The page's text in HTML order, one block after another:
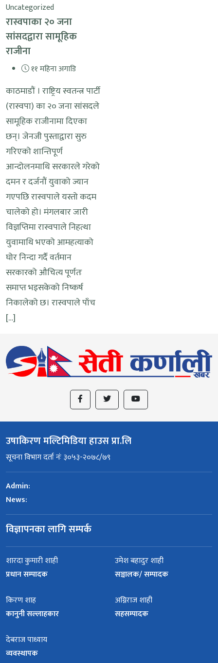
Uncategorized
रास्वपाका २० जना
सांसदद्वारा सामूहिक
राजीना
११ महिना अगाडि
काठमाडौं । राष्ट्रिय स्वतन्त्र पार्टी
(रास्वपा) का २० जना सांसदले
सामूहिक राजीनामा दिएका
छन्। जेनजी पुस्ताद्वारा सुरु
गरिएको शान्तिपूर्ण
आन्दोलनमाथि सरकारले गरेको
दमन र दर्जनौं युवाको ज्यान
गएपछि रास्वपाले यस्तो कदम
चालेको हो। मंगलबार जारी
विज्ञप्तिमा रास्वपाले निहत्था
युवामाथि भएको आमहत्याको
घोर निन्दा गर्दै वर्तमान
सरकारको औचित्य पूर्णतः
समाप्त भइसकेको निष्कर्ष
निकालेको छ। रास्वपाले पाँच
[…]
उषाकिरण मल्टिमिडिया हाउस प्रा.लि
सूचना विभाग दर्ता नंः ३०५३-२०७८/७९
Admin:
News:
विज्ञापनका लागि सम्पर्क
शारदा कुमारी शाही
प्रधान सम्पादक
उमेश बहादुर शाही
सञ्चालक/ सम्पादक
किरण शाह
कानुनी सल्लाहकार
अग्निराज शाही
सहसम्पादक
देबराज पाध्याय
व्यवस्थापक